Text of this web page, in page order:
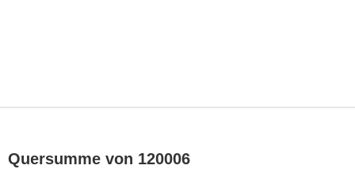
Quersumme von 120006